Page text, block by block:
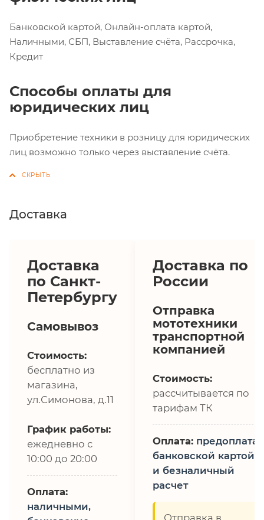
Банковской картой, Онлайн-оплата картой,
Наличными, СБП, Выставление счёта, Рассрочка,
Кредит
Способы оплаты для
юридических лиц
Приобретение техники в розницу для юридических
лиц возможно только через выставление счёта.
Доставка
Доставка
по Санкт-
Петербургу
Самовывоз
Стоимость:
бесплатно из
магазина,
ул.Симонова, д.11
График работы:
ежедневно с
10:00 до 20:00
Оплата:
наличными,
Доставка по
России
Отправка
мототехники
транспортной
компанией
Стоимость:
рассчитывается по
тарифам ТК
Оплата: предоплата,
банковской картой
и безналичный
расчет
Отправка в